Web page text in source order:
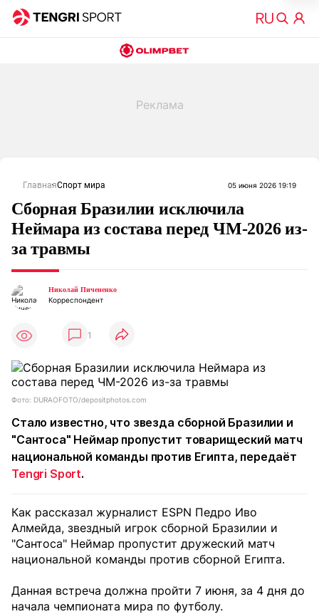
ГлавнаяСпорт мира 05 июня 2026 19:19
Сборная Бразилии исключила
Неймара из состава перед ЧМ-2026 из-
за травмы
Николай Пичененко
Корреспондент
1
Фото: DURAOFOTO/depositphotos.com
Стало известно, что звезда сборной Бразилии и
"Сантоса" Неймар пропустит товарищеский матч
национальной команды против Египта, передаёт
Tengri Sport.
Как рассказал журналист ESPN Педро Иво
Алмейда, звездный игрок сборной Бразилии и
"Сантоса" Неймар пропустит дружеский матч
национальной команды против сборной Египта.
Данная встреча должна пройти 7 июня, за 4 дня до
начала чемпионата мира по футболу.